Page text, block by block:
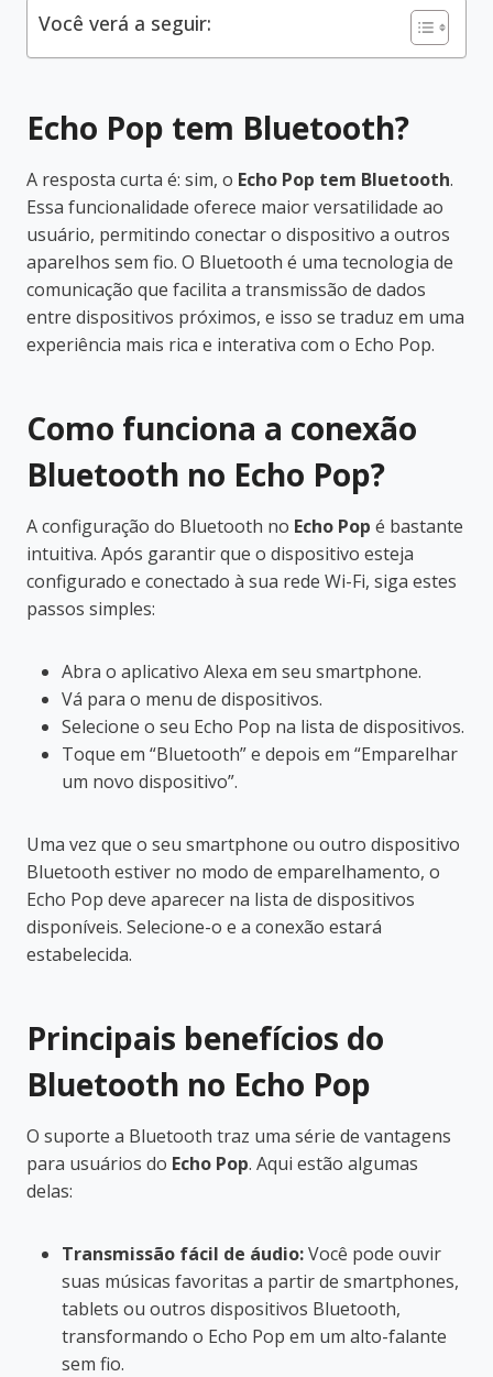
Você verá a seguir:
Echo Pop tem Bluetooth?
A resposta curta é: sim, o Echo Pop tem Bluetooth.
Essa funcionalidade oferece maior versatilidade ao
usuário, permitindo conectar o dispositivo a outros
aparelhos sem fio. O Bluetooth é uma tecnologia de
comunicação que facilita a transmissão de dados
entre dispositivos próximos, e isso se traduz em uma
experiência mais rica e interativa com o Echo Pop.
Como funciona a conexão
Bluetooth no Echo Pop?
A configuração do Bluetooth no Echo Pop é bastante
intuitiva. Após garantir que o dispositivo esteja
configurado e conectado à sua rede Wi-Fi, siga estes
passos simples:
Abra o aplicativo Alexa em seu smartphone.
Vá para o menu de dispositivos.
Selecione o seu Echo Pop na lista de dispositivos.
Toque em “Bluetooth” e depois em “Emparelhar
um novo dispositivo”.
Uma vez que o seu smartphone ou outro dispositivo
Bluetooth estiver no modo de emparelhamento, o
Echo Pop deve aparecer na lista de dispositivos
disponíveis. Selecione-o e a conexão estará
estabelecida.
Principais benefícios do
Bluetooth no Echo Pop
O suporte a Bluetooth traz uma série de vantagens
para usuários do Echo Pop. Aqui estão algumas
delas:
Transmissão fácil de áudio:Você pode ouvir
suas músicas favoritas a partir de smartphones,
tablets ou outros dispositivos Bluetooth,
transformando o Echo Pop em um alto-falante
sem fio.